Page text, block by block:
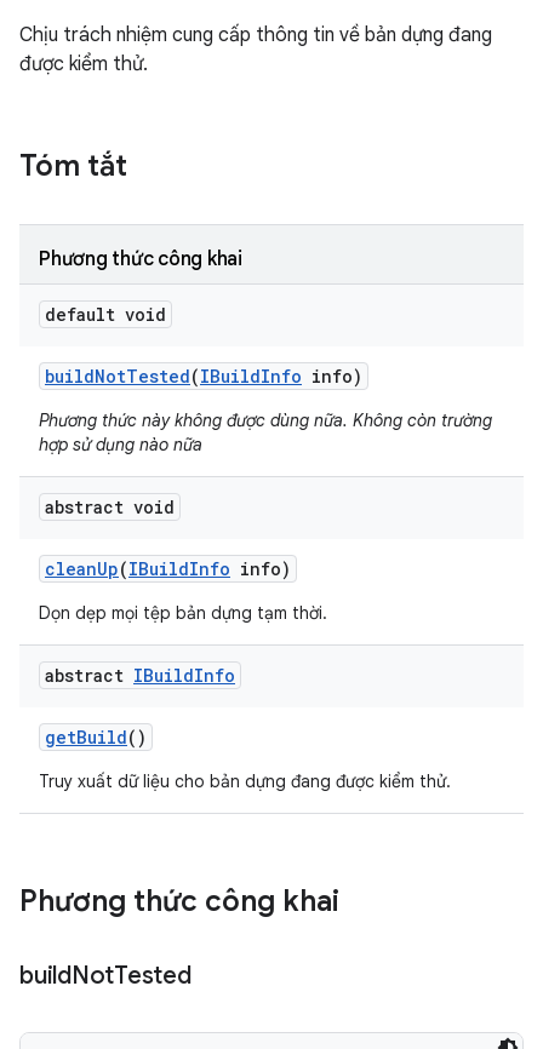
Chịu trách nhiệm cung cấp thông tin về bản dựng đang
được kiểm thử.
Tóm tắt
Phương thức công khai
default void
buildNotTested(IBuildInfo info)
Phương thức này không được dùng nữa. Không còn trường
hợp sử dụng nào nữa
abstract void
cleanUp(IBuildInfo info)
Dọn dẹp mọi tệp bản dựng tạm thời.
abstract IBuildInfo
getBuild()
Truy xuất dữ liệu cho bản dựng đang được kiểm thử.
Phương thức công khai
buildNotTested